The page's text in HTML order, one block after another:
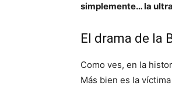
simplemente… la
El drama de la
Como ves, en la
Más bien es la